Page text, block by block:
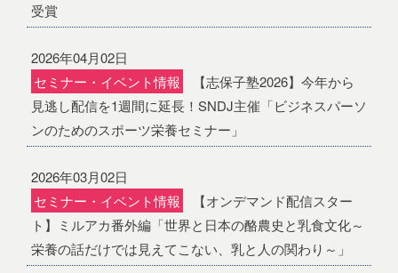
受賞
2026年04月02日
セミナー・イベント情報
【志保子塾2026】今年から
見逃し配信を1週間に延長！SNDJ主催「ビジネスパーソ
ンのためのスポーツ栄養セミナー」
2026年03月02日
セミナー・イベント情報
【オンデマンド配信スター
ト】ミルアカ番外編「世界と日本の酪農史と乳食文化～
栄養の話だけでは見えてこない、乳と人の関わり～」